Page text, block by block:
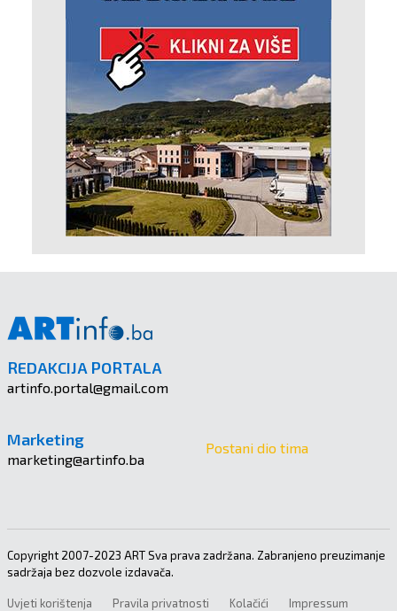
REDAKCIJA PORTALA
artinfo.portal@gmail.com
Marketing
marketing@artinfo.ba
Postani dio tima
Copyright 2007-2023 ART Sva prava zadržana. Zabranjeno preuzimanje
sadržaja bez dozvole izdavača.
Uvjeti korištenja Pravila privatnosti Kolačići Impressum